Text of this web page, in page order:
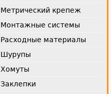
Метрический крепеж
Монтажные системы
Расходные материалы
Шурупы
Хомуты
Заклепки